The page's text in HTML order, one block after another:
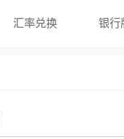
汇率兑换 银行